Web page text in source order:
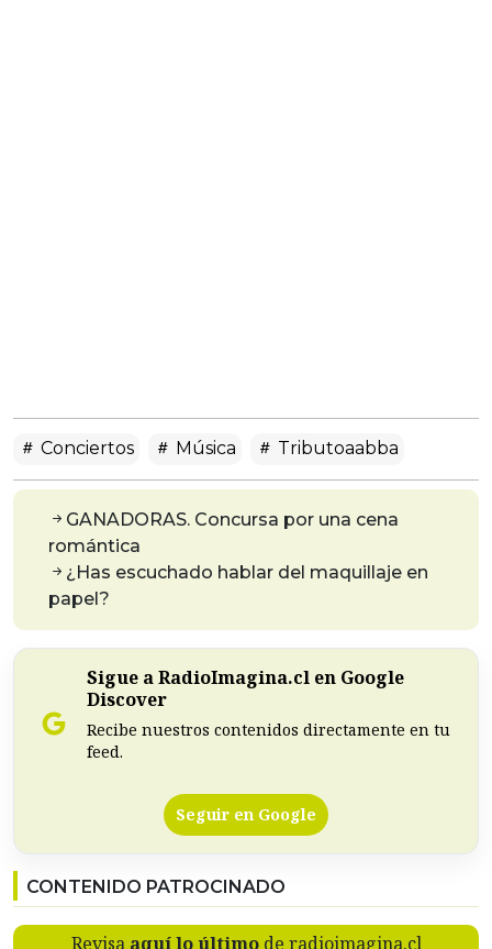
Conciertos Música Tributoaabba
GANADORAS. Concursa por una cena
romántica
¿Has escuchado hablar del maquillaje en
papel?
Sigue a RadioImagina.cl en Google
Discover
Recibe nuestros contenidos directamente en tu
feed.
Seguir en Google
CONTENIDO PATROCINADO
Revisa aquí lo últimode radioimagina.cl